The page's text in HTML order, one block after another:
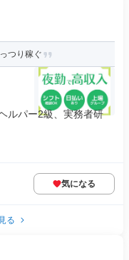
つり稼ぐ
ルパー2級、実務者研
気になる
る